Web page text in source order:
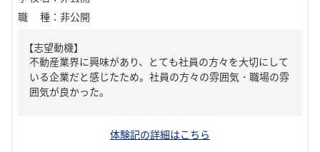
職種 ： 非公開
【志望動機】
不動産業界に興味があり、とても社員の方々を大切にして
いる企業だと感じたため。社員の方々の雰囲気・職場の雰
囲気が良かった。
体験記の詳細はこちら